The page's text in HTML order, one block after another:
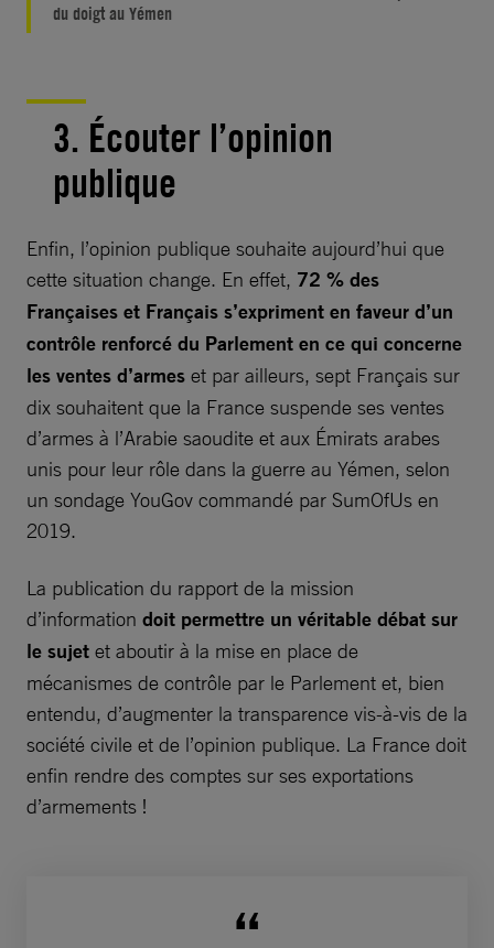
du doigt au Yémen
3. Écouter l’opinion
publique
Enfin, l’opinion publique souhaite aujourd’hui que
cette situation change. En effet, 72 % des
Françaises et Français s’expriment en faveur d’un
contrôle renforcé du Parlement en ce qui concerne
les ventes d’armes et par ailleurs, sept Français sur
dix souhaitent que la France suspende ses ventes
d’armes à l’Arabie saoudite et aux Émirats arabes
unis pour leur rôle dans la guerre au Yémen, selon
un sondage YouGov commandé par SumOfUs en
2019.
La publication du rapport de la mission
d’information doit permettre un véritable débat sur
le sujet et aboutir à la mise en place de
mécanismes de contrôle par le Parlement et, bien
entendu, d’augmenter la transparence vis-à-vis de la
société civile et de l’opinion publique. La France doit
enfin rendre des comptes sur ses exportations
d’armements !